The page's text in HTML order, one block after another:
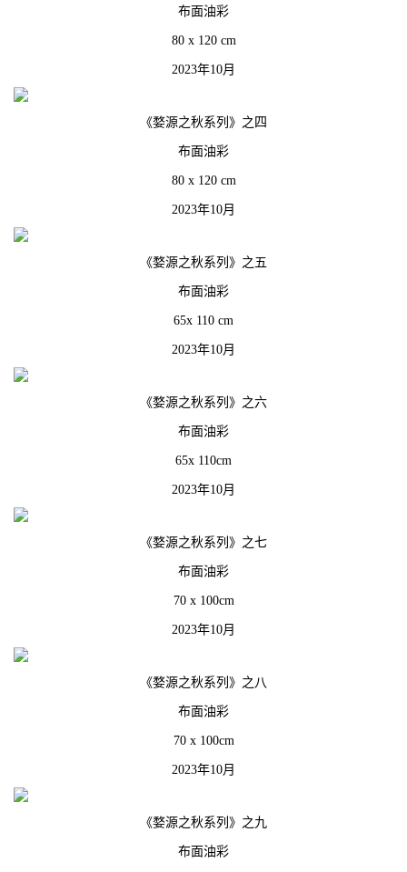
布面油彩
80 x 120 cm
2023年10月
《婺源之秋系列》之四
布面油彩
80 x 120 cm
2023年10月
《婺源之秋系列》之五
布面油彩
65x 110 cm
2023年10月
《婺源之秋系列》之六
布面油彩
65x 110cm
2023年10月
《婺源之秋系列》之七
布面油彩
70 x 100cm
2023年10月
《婺源之秋系列》之八
布面油彩
70 x 100cm
2023年10月
《婺源之秋系列》之九
布面油彩